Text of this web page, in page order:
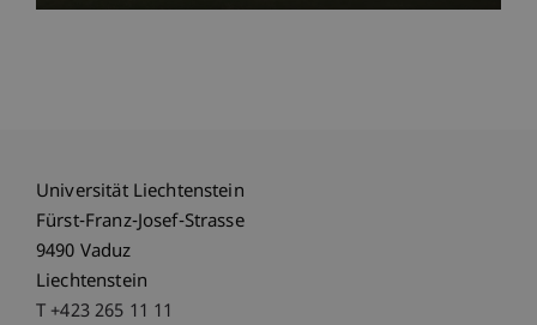
Universität Liechtenstein
Fürst-Franz-Josef-Strasse
9490 Vaduz
Liechtenstein
T +423 265 11 11